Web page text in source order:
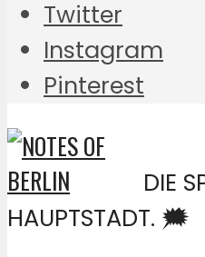
Twitter
Instagram
Pinterest
DIE
HAUPTSTADT. 🗯️